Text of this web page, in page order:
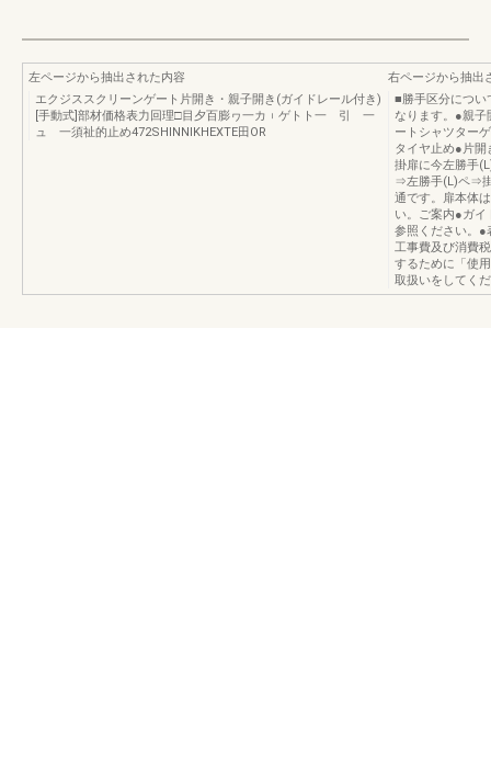
左ページから抽出された内容
エクジススクリーンゲート片開き・親子開き(ガイドレール付き)
[手動式]部材価格表力回理□目夕百膨ヮ一カ︲ゲトト一 引 一
ュ 一須祉的止め472SHINNlKHEXTE田OR
右ページから抽出
■勝手区分につい
なります。●親子
ートシャツター
タイヤ止め●片
掛扉に今左勝手
⇒左勝手(L)ペ⇒掛
通です。扉本体
い。ご案内●ガイ
参照ください。●
工事費及び消費
するために「使
取扱いをしてく